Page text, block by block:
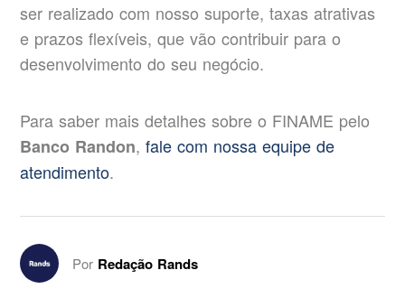
ser realizado com nosso suporte, taxas atrativas
e prazos flexíveis, que vão contribuir para o
desenvolvimento do seu negócio.
Para saber mais detalhes sobre o FINAME pelo
Banco Randon,fale com nossa equipe de
atendimento.
Por Redação Rands